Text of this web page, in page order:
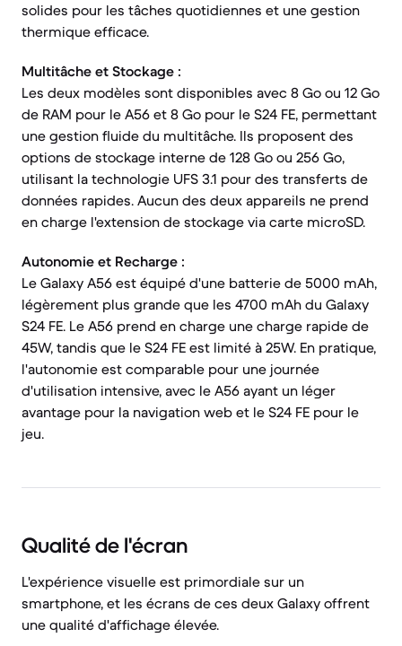
solides pour les tâches quotidiennes et une gestion
thermique efficace.
Multitâche et Stockage :
Les deux modèles sont disponibles avec 8 Go ou 12 Go
de RAM pour le A56 et 8 Go pour le S24 FE, permettant
une gestion fluide du multitâche. Ils proposent des
options de stockage interne de 128 Go ou 256 Go,
utilisant la technologie UFS 3.1 pour des transferts de
données rapides. Aucun des deux appareils ne prend
en charge l'extension de stockage via carte microSD.
Autonomie et Recharge :
Le Galaxy A56 est équipé d'une batterie de 5000 mAh,
légèrement plus grande que les 4700 mAh du Galaxy
S24 FE. Le A56 prend en charge une charge rapide de
45W, tandis que le S24 FE est limité à 25W. En pratique,
l'autonomie est comparable pour une journée
d'utilisation intensive, avec le A56 ayant un léger
avantage pour la navigation web et le S24 FE pour le
jeu.
Qualité de l'écran
L'expérience visuelle est primordiale sur un
smartphone, et les écrans de ces deux Galaxy offrent
une qualité d'affichage élevée.